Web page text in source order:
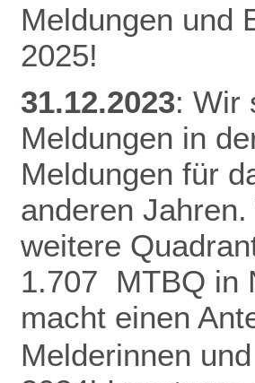
Meldungen und
2025!
31.12.2023: Wir
Meldungen in
Meldungen für
anderen Jahren.
weitere
1.707 MTBQ in
macht einen
Melderinnen